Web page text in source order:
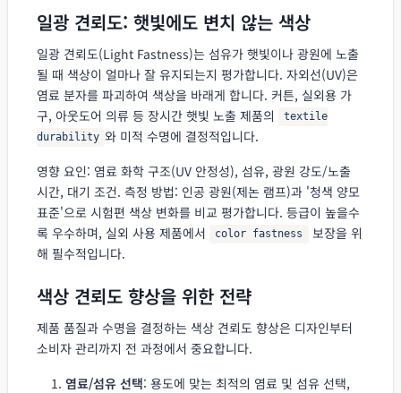
일광 견뢰도: 햇빛에도 변치 않는 색상
일광 견뢰도(Light Fastness)는 섬유가 햇빛이나 광원에 노출
될 때 색상이 얼마나 잘 유지되는지 평가합니다. 자외선(UV)은
염료 분자를 파괴하여 색상을 바래게 합니다. 커튼, 실외용 가
구, 아웃도어 의류 등 장시간 햇빛 노출 제품의
textile
durability 와 미적 수명에 결정적입니다.
영향 요인: 염료 화학 구조(UV 안정성), 섬유, 광원 강도/노출
시간, 대기 조건. 측정 방법: 인공 광원(제논 램프)과 '청색 양모
표준'으로 시험편 색상 변화를 비교 평가합니다. 등급이 높을수
록 우수하며, 실외 사용 제품에서
color fastness
보장을 위
해 필수적입니다.
색상 견뢰도 향상을 위한 전략
제품 품질과 수명을 결정하는 색상 견뢰도 향상은 디자인부터
소비자 관리까지 전 과정에서 중요합니다.
염료/섬유 선택: 용도에 맞는 최적의 염료 및 섬유 선택,